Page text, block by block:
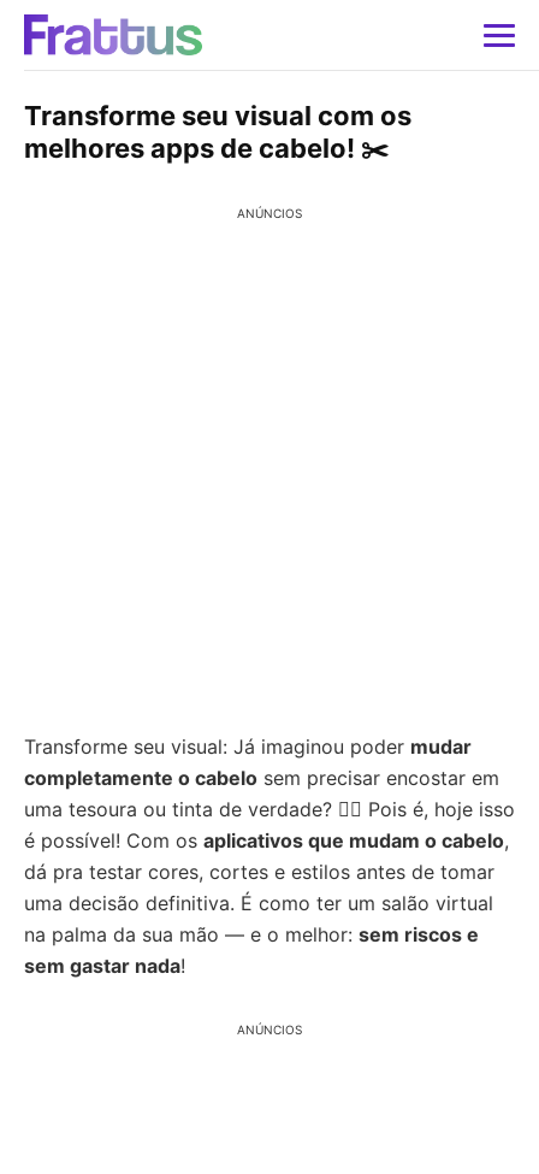
Transforme seu visual com os
melhores apps de cabelo! ✂️
ANÚNCIOS
Transforme seu visual: Já imaginou poder mudar
completamente o cabelo sem precisar encostar em
uma tesoura ou tinta de verdade? 💇‍♀️ Pois é, hoje isso
é possível! Com os aplicativos que mudam o cabelo,
dá pra testar cores, cortes e estilos antes de tomar
uma decisão definitiva. É como ter um salão virtual
na palma da sua mão — e o melhor: sem riscos e
sem gastar nada!
ANÚNCIOS